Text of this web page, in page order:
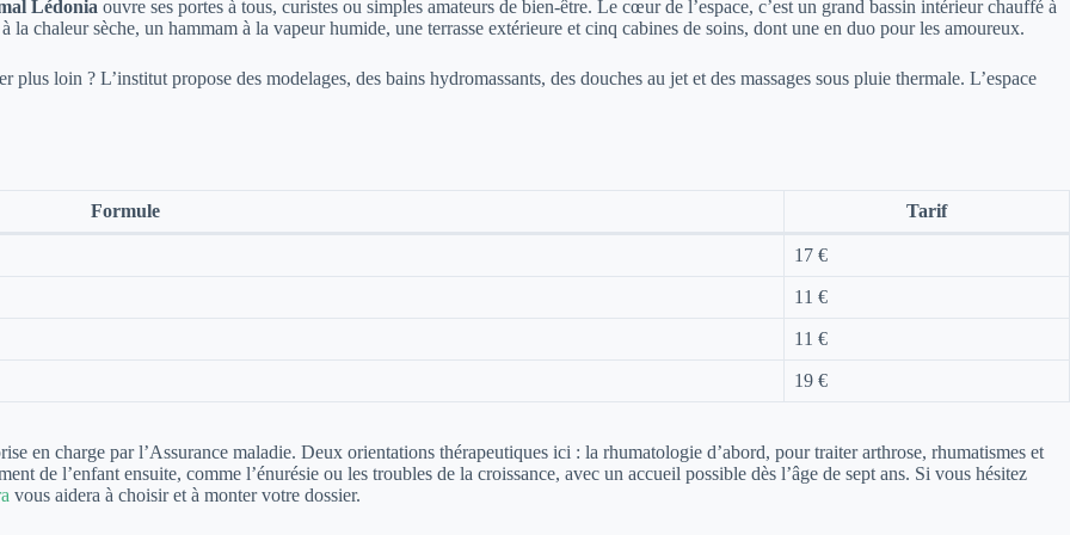
Lédonia ouvre ses portes à tous, curistes ou simples amateurs de bien-être. Le cœur de l’espace, c’est un grand bassin intérieur chauffé à
chaleur sèche, un hammam à la vapeur humide, une terrasse extérieure et cinq cabines de soins, dont une en duo pour les amoureux.
loin ? L’institut propose des modelages, des bains hydromassants, des douches au jet et des massages sous pluie thermale. L’espace
Formule Tarif
17 €
11 €
11 €
19 €
en charge par l’Assurance maladie. Deux orientations thérapeutiques ici : la rhumatologie d’abord, pour traiter arthrose, rhumatismes et
de l’enfant ensuite, comme l’énurésie ou les troubles de la croissance, avec un accueil possible dès l’âge de sept ans. Si vous hésitez
vous aidera à choisir et à monter votre dossier.